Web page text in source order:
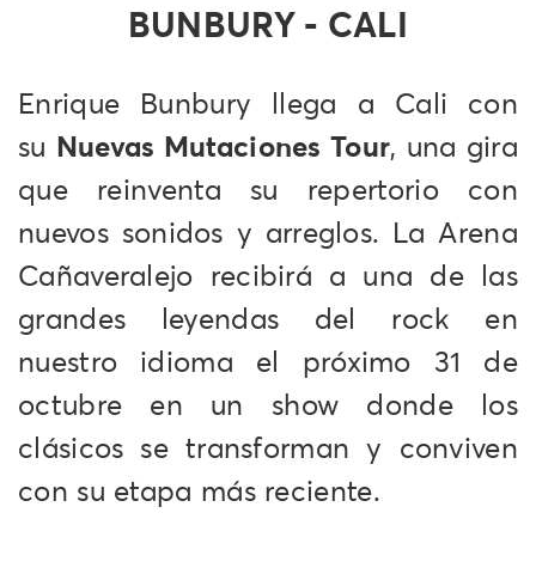
BUNBURY - CALI
Enrique Bunbury llega a Cali con
su Nuevas Mutaciones Tour, una gira
que reinventa su repertorio con
nuevos sonidos y arreglos. La Arena
Cañaveralejo recibirá a una de las
grandes leyendas del rock en
nuestro idioma el próximo 31 de
octubre en un show donde los
clásicos se transforman y conviven
con su etapa más reciente.